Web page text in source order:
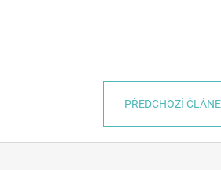
PŘEDCHOZÍ